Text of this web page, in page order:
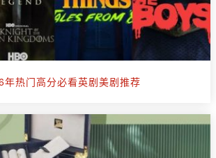
年热门高分必看英剧美剧推荐